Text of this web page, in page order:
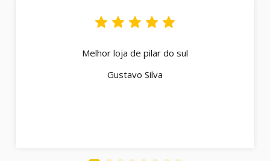
Melhor loja de pilar do sul
Gustavo Silva